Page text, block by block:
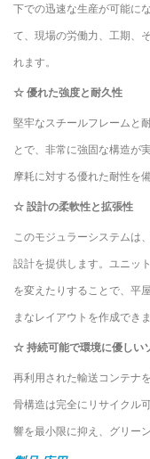
下での迅速な生産が可能に
て、現場の労働力、工期、
れます。
☆ 優れた強度と耐久性
堅牢なスチールフレームと
とで、非常に強固な構造が
摩耗に対する優れた耐性を
☆ 設計の柔軟性と拡張性
このモジュラーシステムは
設計を提供します。ユニッ
を変えたりすることで、平
まなレイアウトを作成できま
☆ 持続可能で環境に優しい
再利用された輸送コンテナ
骨構造は完全にリサイクル
響を最小限に抑え、グリー